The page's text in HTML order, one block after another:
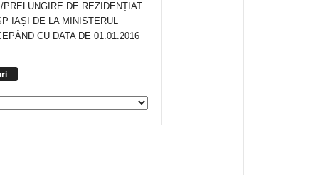
PRELUNGIRE DE REZIDENȚIAT
IAȘI DE LA MINISTERUL
CU DATA DE 01.01.2016